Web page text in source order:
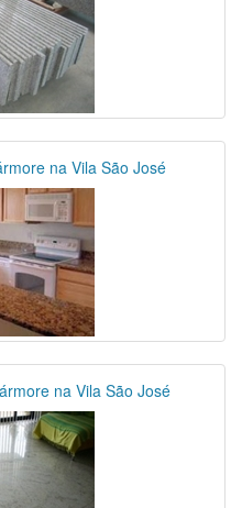
na Vila São José
na Vila São José